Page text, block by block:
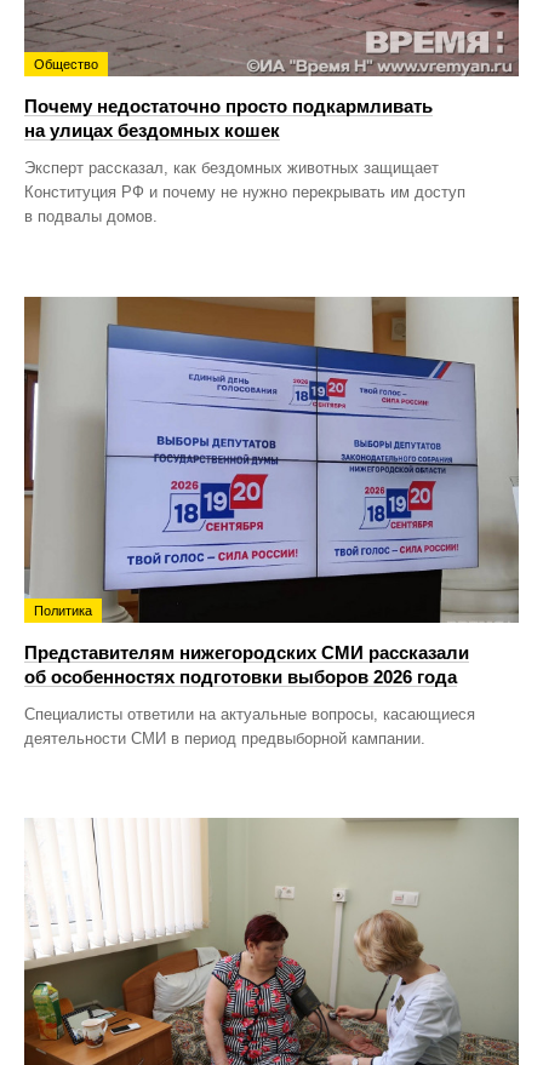
Общество
Почему недостаточно просто подкармливать
на улицах бездомных кошек
Эксперт рассказал, как бездомных животных защищает
Конституция РФ и почему не нужно перекрывать им доступ
в подвалы домов.
Политика
Представителям нижегородских СМИ рассказали
об особенностях подготовки выборов 2026 года
Специалисты ответили на актуальные вопросы, касающиеся
деятельности СМИ в период предвыборной кампании.